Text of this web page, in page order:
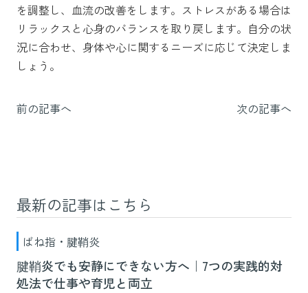
を調整し、血流の改善をします。ストレスがある場合は
リラックスと心身のバランスを取り戻します。自分の状
況に合わせ、身体や心に関するニーズに応じて決定しま
しょう。
前の記事へ 次の記事へ
最新の記事はこちら
ばね指・腱鞘炎
腱鞘炎でも安静にできない方へ｜7つの実践的対
処法で仕事や育児と両立